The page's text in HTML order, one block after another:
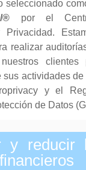
seleccionado
® por el
Privacidad.
realizar
clientes
sus actividades
y el
de Datos
y reducir